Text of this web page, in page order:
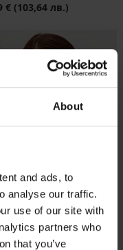
About
and ads, to
analyse our traffic.
use of our site with
partners who
that you’ve
€ (103,64 лв.)